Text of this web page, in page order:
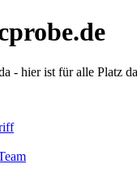
- hier ist für alle Platz